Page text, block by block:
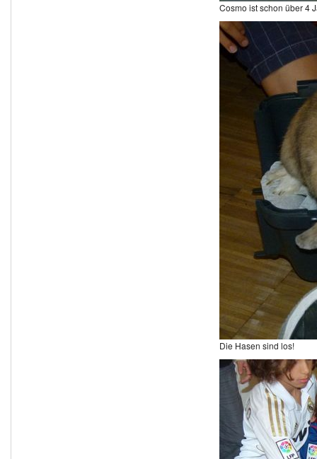
Cosmo ist schon über 4
Die Hasen sind los!